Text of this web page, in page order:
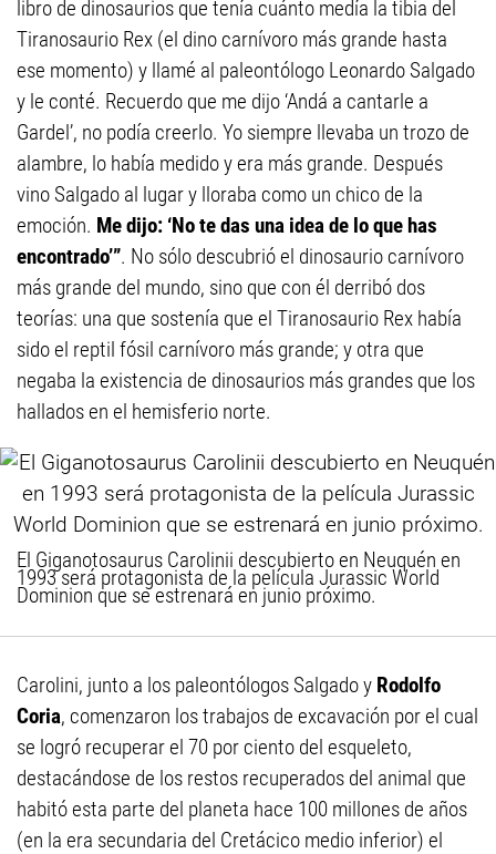
libro de dinosaurios que tenía cuánto medía la tibia del
Tiranosaurio Rex (el dino carnívoro más grande hasta
ese momento) y llamé al paleontólogo Leonardo Salgado
y le conté. Recuerdo que me dijo ‘Andá a cantarle a
Gardel’, no podía creerlo. Yo siempre llevaba un trozo de
alambre, lo había medido y era más grande. Después
vino Salgado al lugar y lloraba como un chico de la
emoción. Me dijo: ‘No te das una idea de lo que has
encontrado’”. No sólo descubrió el dinosaurio carnívoro
más grande del mundo, sino que con él derribó dos
teorías: una que sostenía que el Tiranosaurio Rex había
sido el reptil fósil carnívoro más grande; y otra que
negaba la existencia de dinosaurios más grandes que los
hallados en el hemisferio norte.
El Giganotosaurus Carolinii descubierto en Neuquén en
1993 será protagonista de la película Jurassic World
Dominion que se estrenará en junio próximo.
Carolini, junto a los paleontólogos Salgado y Rodolfo
Coria, comenzaron los trabajos de excavación por el cual
se logró recuperar el 70 por ciento del esqueleto,
destacándose de los restos recuperados del animal que
habitó esta parte del planeta hace 100 millones de años
(en la era secundaria del Cretácico medio inferior) el